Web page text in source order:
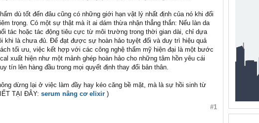
dù tốt đến đâu cũng có những giới hạn vật lý nhất định của nó khi đối
trọng. Có một sự thật mà ít ai dám thừa nhận thẳng thắn: Nếu làn da
tác hoặc tác động tiêu cực từ môi trường trong thời gian dài, chỉ dựa
khi là chưa đủ. Để đạt được sự hoàn hảo tuyệt đối và duy trì hiệu quả
tối ưu, việc kết hợp với các công nghệ thẩm mỹ hiện đại là một bước
xuất hiện như một mảnh ghép hoàn hảo cho những tâm hồn yêu cái
tín lên hàng đầu trong mọi quyết định thay đổi bản thân.
dừng lại ở việc làm đầy hay kéo căng bề mặt, mà là sự hồi sinh từ
TẠI ĐÂY: serum nâng cơ elixir )
#1